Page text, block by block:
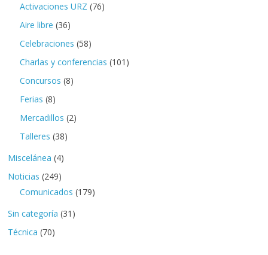
Activaciones URZ (76)
Aire libre (36)
Celebraciones (58)
Charlas y conferencias (101)
Concursos (8)
Ferias (8)
Mercadillos (2)
Talleres (38)
Miscelánea (4)
Noticias (249)
Comunicados (179)
Sin categoría (31)
Técnica (70)